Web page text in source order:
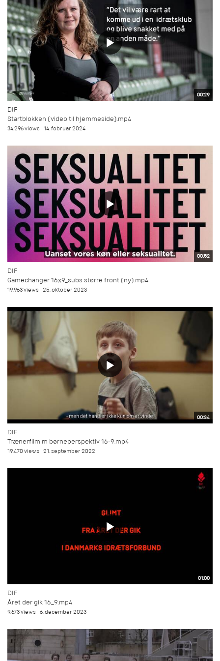
00:29
DIF
Startblokken (video til hjemmeside).mp4
34.296 views 14. februar 2024
00:52
DIF
Gamechanger 16x9_subs større front (ny).mp4
19.963 views 25. oktober 2023
00:34
DIF
Trænerfilm m børneperspektiv 16-9.mp4
19.470 views 21. september 2022
01:00
DIF
Året der gik 16_9.mp4
9.673 views 6. december 2023